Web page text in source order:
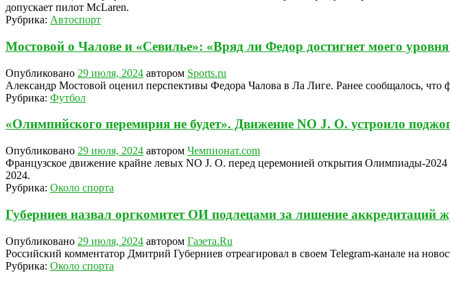
допускает пилот McLaren.
Рубрика: Автоспорт
Мостовой о Чалове и «Севилье»: «Вряд ли Федор достигнет моего
Опубликовано 29 июля, 2024 автором Sports.ru
Александр Мостовой оценил перспективы Федора Чалова в Ла Лиге. Ранее сообщалось,
Рубрика: Футбол
«Олимпийского перемирия не будет». Движение NO J. O. устроило
Опубликовано 29 июля, 2024 автором Чемпионат.com
Французское движение крайне левых NO J. O. перед церемонией открытия Олимпиады-
2024.
Рубрика: Около спорта
Губерниев назвал оргкомитет ОИ подлецами за лишение аккредитаций
Опубликовано 29 июля, 2024 автором Газета.Ru
Российский комментатор Дмитрий Губерниев отреагировал в своем Telegram-канале на
Рубрика: Около спорта